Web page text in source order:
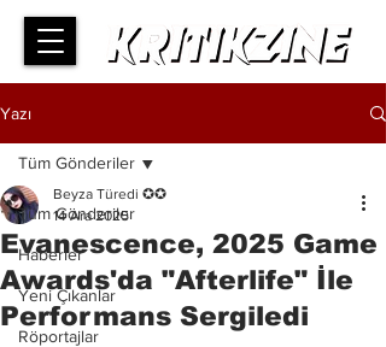
Yazı
Tüm Gönderiler
Haberler
Yeni Çıkanlar
Röportajlar
Tüm Gönderiler
Evanescence, 2025 Game
Awards'da "Afterlife" İle
Performans Sergiledi
Beyza Türedi ✪✪
14 Ara 2025